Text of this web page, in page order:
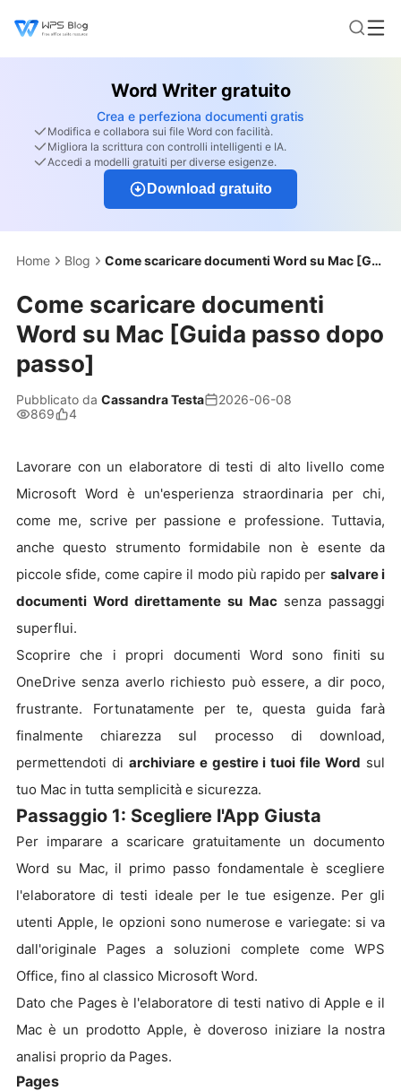
Word Writer gratuito
Crea e perfeziona documenti gratis
Modifica e collabora sui file Word con facilità.
Migliora la scrittura con controlli intelligenti e IA.
Accedi a modelli gratuiti per diverse esigenze.
Download gratuito
Home Blog Come scaricare documenti Word su Mac [Guida passo dopo passo]
Come scaricare documenti
Word su Mac [Guida passo dopo
passo]
Pubblicato da Cassandra Testa
2026-06-08
869
4
Lavorare con un elaboratore di testi di alto livello come
Microsoft Word è un'esperienza straordinaria per chi,
come me, scrive per passione e professione. Tuttavia,
anche questo strumento formidabile non è esente da
piccole sfide, come capire il modo più rapido per salvare i
documenti Word direttamente su Macsenza passaggi
superflui.
Scoprire che i propri documenti Word sono finiti su
OneDrive senza averlo richiesto può essere, a dir poco,
frustrante. Fortunatamente per te, questa guida farà
finalmente chiarezza sul processo di download,
permettendoti di archiviare e gestire i tuoi file Word sul
tuo Mac in tutta semplicità e sicurezza.
Passaggio 1: Scegliere l'App Giusta
Per imparare a scaricare gratuitamente un documento
Word su Mac, il primo passo fondamentale è scegliere
l'elaboratore di testi ideale per le tue esigenze. Per gli
utenti Apple, le opzioni sono numerose e variegate: si va
dall'originale Pages a soluzioni complete come WPS
Office, fino al classico Microsoft Word.
Dato che Pages è l'elaboratore di testi nativo di Apple e il
Mac è un prodotto Apple, è doveroso iniziare la nostra
analisi proprio da Pages.
Pages